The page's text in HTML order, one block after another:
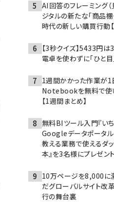
AI回答のフレーミング（
ジタルの新たな「商品棚
時代の新しい購買行動【
【3秒クイズ】5433円
電卓を使わずに「ひと
1週間かかった作業が
Notebookを無料で使
【1週間まとめ】
無料BIツール入門『い
Googleデータポータ
教える業務で使えるダ
本』を3名様にプレゼント
10万ページを8,000に
だグローバルサイト改
行の舞台裏